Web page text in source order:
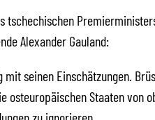
tschechischen
Alexander Gauland:
seinen Einschätzungen.
osteuropäischen Staaten von